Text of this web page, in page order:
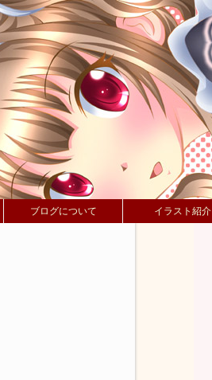
ブログについて イラスト紹介